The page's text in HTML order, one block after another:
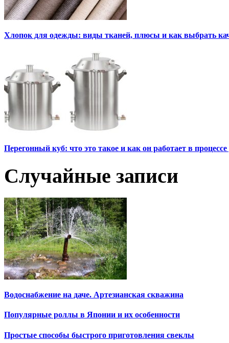
Хлопок для одежды: виды тканей, плюсы и как выбрать
Перегонный куб: что это такое и как он работает в
Случайные записи
Водоснабжение на даче. Артезианская скважина
Популярные роллы в Японии и их особенности
Простые способы быстрого приготовления свеклы